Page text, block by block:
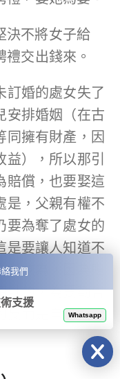
決不將女子給
交出錢來。
訂婚的處女失了
安排婚姻（在古
同擁有財產，因
），所以那引
賠償，也要娶這
是，父親有權不
要為奪了處女的
是要讓人知道不
欲為，因為賠
計的，為要勸告
反而是自己。
我們
支援
Whatsapp